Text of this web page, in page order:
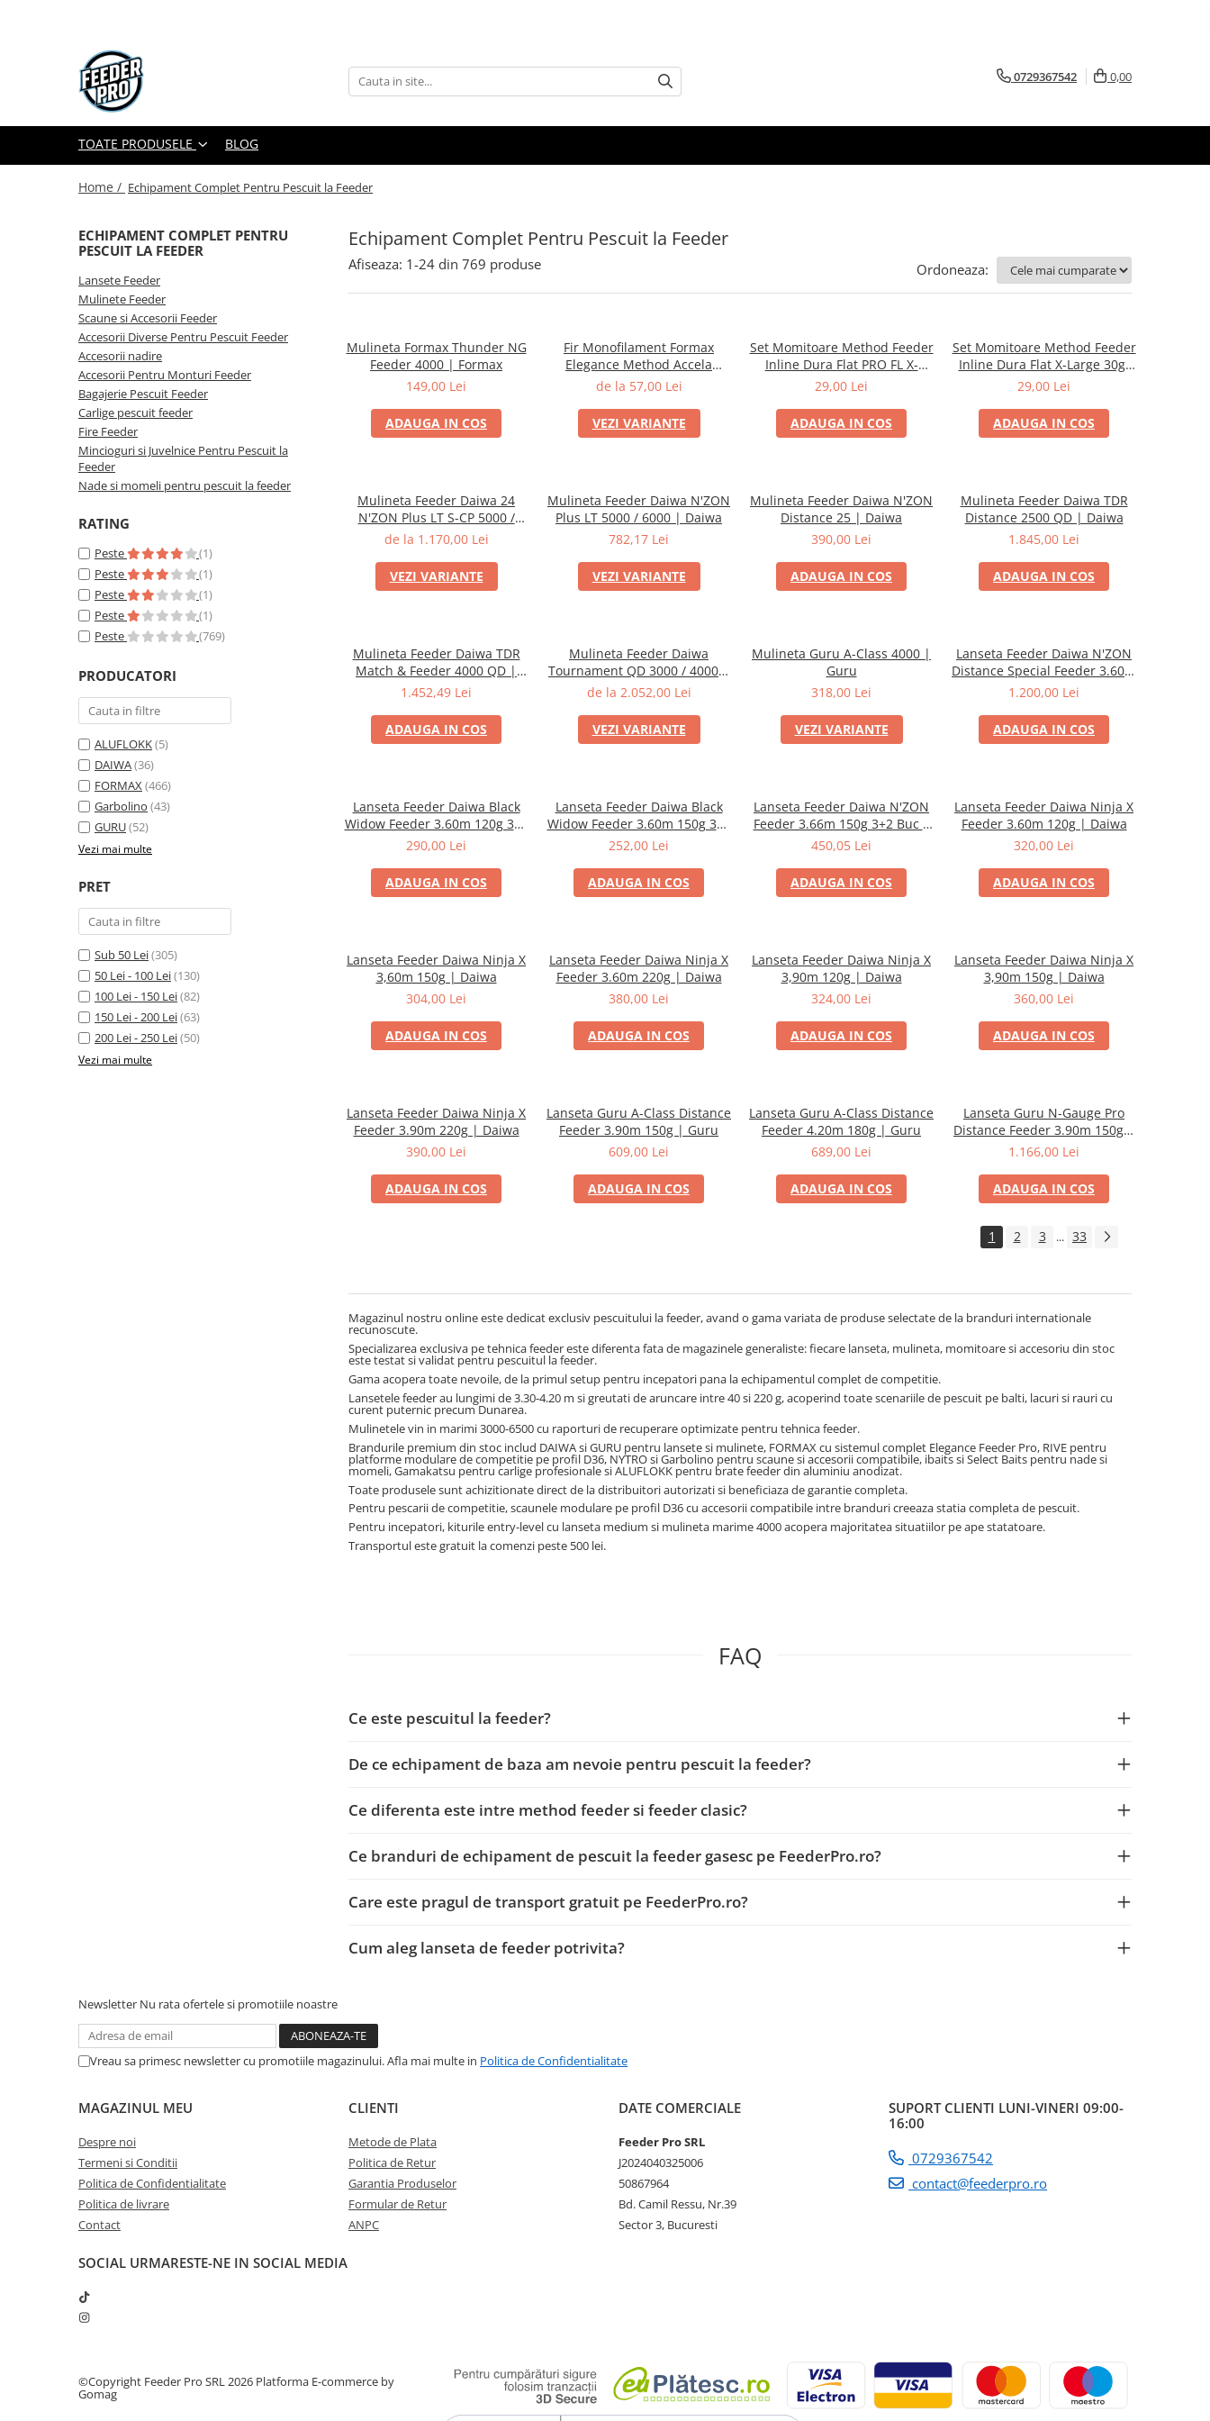
Toate Produsele
Accesorii Diverse
Mincioguri si Juvelnice
Scaune si Accesorii
Accesorii Nadire
Nade si Momeli
Accesorii Monturi
0729367542 0,00
TOATE PRODUSELE BLOG
Home / Echipament Complet Pentru Pescuit la Feeder
Echipament Complet Pentru Pescuit la Feeder
ECHIPAMENT COMPLET PENTRU
PESCUIT LA FEEDER
Lansete Feeder
Mulinete Feeder
Scaune si Accesorii Feeder
Accesorii Diverse Pentru Pescuit Feeder
Accesorii nadire
Accesorii Pentru Monturi Feeder
Bagajerie Pescuit Feeder
Carlige pescuit feeder
Fire Feeder
Mincioguri si Juvelnice Pentru Pescuit la
Feeder
Nade si momeli pentru pescuit la feeder
RATING
Peste
(1)
Peste
(1)
Peste
(1)
Peste
(1)
Peste
(769)
PRODUCATORI
ALUFLOKK(5)
DAIWA(36)
FORMAX(466)
Garbolino (43)
GURU(52)
Vezi mai multe
PRET
Sub 50 Lei(305)
50 Lei - 100 Lei(130)
100 Lei - 150 Lei(82)
150 Lei - 200 Lei(63)
200 Lei - 250 Lei(50)
Vezi mai multe
Afiseaza: 1-24 din 769 produse Ordoneaza:
Mulineta Formax Thunder NG
Feeder 4000 | Formax
149,00 Lei
ADAUGA IN COS
Fir Monofilament Formax
Elegance Method Accela
Distance Feeder Fluo 1000m |
de la 57,00 Lei
VEZI VARIANTE
Set Momitoare Method Feeder
Inline Dura Flat PRO FL X-
Large 60g-70g-80g | PRO FL
29,00 Lei
ADAUGA IN COS
Set Momitoare Method Feeder
Inline Dura Flat X-Large 30g-
40g-50g | PRO FL
29,00 Lei
ADAUGA IN COS
Mulineta Feeder Daiwa 24
N'ZON Plus LT S-CP 5000 /
6000 | Daiwa
de la 1.170,00 Lei
VEZI VARIANTE
Mulineta Feeder Daiwa N'ZON
Plus LT 5000 / 6000 | Daiwa
782,17 Lei
VEZI VARIANTE
Mulineta Feeder Daiwa N'ZON
Distance 25 | Daiwa
390,00 Lei
ADAUGA IN COS
Mulineta Feeder Daiwa TDR
Distance 2500 QD | Daiwa
1.845,00 Lei
ADAUGA IN COS
Mulineta Feeder Daiwa TDR
Match & Feeder 4000 QD |
Daiwa
1.452,49 Lei
ADAUGA IN COS
Mulineta Feeder Daiwa
Tournament QD 3000 / 4000 |
Daiwa
de la 2.052,00 Lei
VEZI VARIANTE
Mulineta Guru A-Class 4000 |
Guru
318,00 Lei
VEZI VARIANTE
Lanseta Feeder Daiwa N'ZON
Distance Special Feeder 3.60m
90g | Daiwa
1.200,00 Lei
ADAUGA IN COS
Lanseta Feeder Daiwa Black
Widow Feeder 3.60m 120g 3+2
Buc | Daiwa
290,00 Lei
ADAUGA IN COS
Lanseta Feeder Daiwa Black
Widow Feeder 3.60m 150g 3+2
Buc | Daiwa
252,00 Lei
ADAUGA IN COS
Lanseta Feeder Daiwa N'ZON
Feeder 3.66m 150g 3+2 Buc |
Daiwa
450,05 Lei
ADAUGA IN COS
Lanseta Feeder Daiwa Ninja X
Feeder 3.60m 120g | Daiwa
320,00 Lei
ADAUGA IN COS
Lanseta Feeder Daiwa Ninja X
3,60m 150g | Daiwa
304,00 Lei
ADAUGA IN COS
Lanseta Feeder Daiwa Ninja X
Feeder 3.60m 220g | Daiwa
380,00 Lei
ADAUGA IN COS
Lanseta Feeder Daiwa Ninja X
3,90m 120g | Daiwa
324,00 Lei
ADAUGA IN COS
Lanseta Feeder Daiwa Ninja X
3,90m 150g | Daiwa
360,00 Lei
ADAUGA IN COS
Lanseta Feeder Daiwa Ninja X
Feeder 3.90m 220g | Daiwa
390,00 Lei
ADAUGA IN COS
Lanseta Guru A-Class Distance
Feeder 3.90m 150g | Guru
609,00 Lei
ADAUGA IN COS
Lanseta Guru A-Class Distance
Feeder 4.20m 180g | Guru
689,00 Lei
ADAUGA IN COS
Lanseta Guru N-Gauge Pro
Distance Feeder 3.90m 150g |
Guru
1.166,00 Lei
ADAUGA IN COS
1 2 3 ... 33
Magazinul nostru online este dedicat exclusiv pescuitului la feeder, avand o gama variata de produse selectate de la branduri internationale
recunoscute.
Specializarea exclusiva pe tehnica feeder este diferenta fata de magazinele generaliste: fiecare lanseta, mulineta, momitoare si accesoriu din stoc
este testat si validat pentru pescuitul la feeder.
Gama acopera toate nevoile, de la primul setup pentru incepatori pana la echipamentul complet de competitie.
Lansetele feeder au lungimi de 3.30-4.20 m si greutati de aruncare intre 40 si 220 g, acoperind toate scenariile de pescuit pe balti, lacuri si rauri cu
curent puternic precum Dunarea.
Mulinetele vin in marimi 3000-6500 cu raporturi de recuperare optimizate pentru tehnica feeder.
Brandurile premium din stoc includ DAIWA si GURU pentru lansete si mulinete, FORMAX cu sistemul complet Elegance Feeder Pro, RIVE pentru
platforme modulare de competitie pe profil D36, NYTRO si Garbolino pentru scaune si accesorii compatibile, ibaits si Select Baits pentru nade si
momeli, Gamakatsu pentru carlige profesionale si ALUFLOKK pentru brate feeder din aluminiu anodizat.
Toate produsele sunt achizitionate direct de la distribuitori autorizati si beneficiaza de garantie completa.
Pentru pescarii de competitie, scaunele modulare pe profil D36 cu accesorii compatibile intre branduri creeaza statia completa de pescuit.
Pentru incepatori, kiturile entry-level cu lanseta medium si mulineta marime 4000 acopera majoritatea situatiilor pe ape statatoare.
Transportul este gratuit la comenzi peste 500 lei.
FAQ
Ce este pescuitul la feeder?
De ce echipament de baza am nevoie pentru pescuit la feeder?
Ce diferenta este intre method feeder si feeder clasic?
Ce branduri de echipament de pescuit la feeder gasesc pe FeederPro.ro?
Care este pragul de transport gratuit pe FeederPro.ro?
Cum aleg lanseta de feeder potrivita?
Newsletter Nu rata ofertele si promotiile noastre
Vreau sa primesc newsletter cu promotiile magazinului. Afla mai multe in Politica de Confidentialitate
MAGAZINUL MEU
Despre noi
Termeni si Conditii
Politica de Confidentialitate
Politica de livrare
Contact
CLIENTI
Metode de Plata
Politica de Retur
Garantia Produselor
Formular de Retur
ANPC
DATE COMERCIALE
Feeder Pro SRL
J2024040325006
50867964
Bd. Camil Ressu, Nr.39
Sector 3, Bucuresti
SUPORT CLIENTI LUNI-VINERI 09:00-
16:00
0729367542
contact@feederpro.ro
SOCIAL URMARESTE-NE IN SOCIAL MEDIA
©Copyright Feeder Pro SRL 2026 Platforma E-commerce by
Gomag